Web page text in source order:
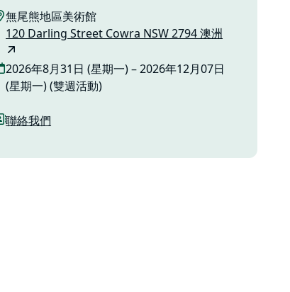
無尾熊地區美術館
120 Darling Street Cowra NSW 2794 澳洲
2026年8月31日 (星期一) – 2026年12月07日
(星期一) (雙週活動)
聯絡我們